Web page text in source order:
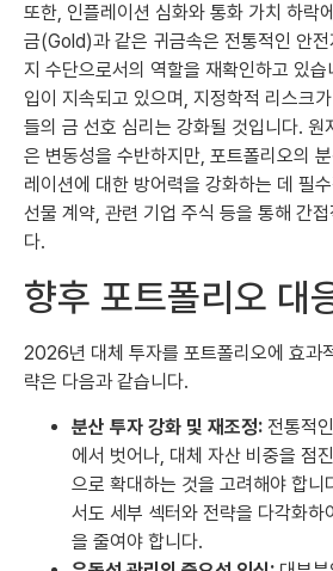
또한, 인플레이션 심화와 통화 가치 하락
금(Gold)과 같은 귀금속은 전통적인 안전
지 수단으로서의 역할을 재확인하고 있습
입이 지속되고 있으며, 지정학적 리스크
들의 금 선호 심리는 강화될 것입니다. 원
은 변동성을 수반하지만, 포트폴리오의
레이션에 대한 방어력을 강화하는 데 필
선물 계약, 관련 기업 주식 등을 통해 간
다.
향후 포트폴리오 대
2026년 대체 투자를 포트폴리오에 효과
략은 다음과 같습니다.
분산 투자 강화 및 재조정: 전통적
에서 벗어나, 대체 자산 비중을 점
으로 확대하는 것을 고려해야 합니
서도 세부 섹터와 전략을 다각화하
을 줄여야 합니다.